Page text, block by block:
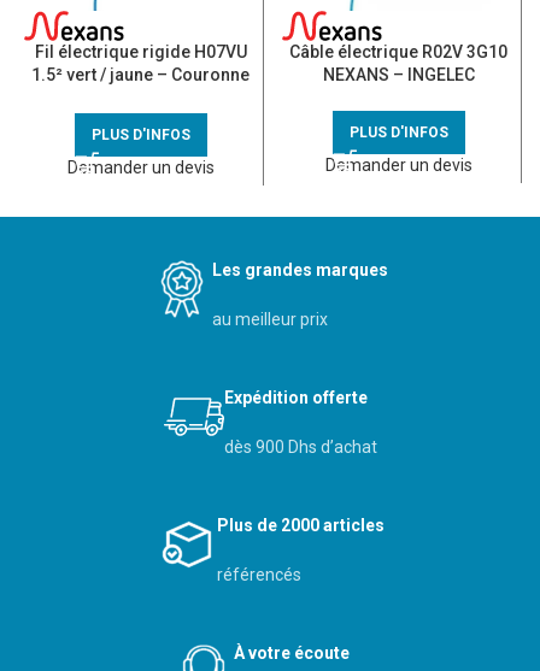
Fil électrique rigide H07VU
1.5² vert / jaune – Couronne
PLUS D'INFOS
Demander un devis
Câble électrique R02V 3G10
NEXANS – INGELEC
PLUS D'INFOS
Demander un devis
Les grandes marques
au meilleur prix
Expédition offerte
dès 900 Dhs d’achat
Plus de 2000 articles
référencés
À votre écoute